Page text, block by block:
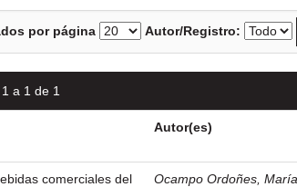
por página Autor/Registro:
a 1 de 1
Autor(es)
comerciales del
Ocampo Ordoñes,